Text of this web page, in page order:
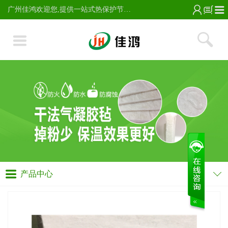
广州佳鸿欢迎您,提供一站式热保护节能服务;主营气凝胶毡,玻璃纸保温棉,VIP真空绝热板及芯材,高硅氧针刺毡,无烟烤毡,玻璃纤维针刺保温隔热棉毡,电话13728224337。
产品中心